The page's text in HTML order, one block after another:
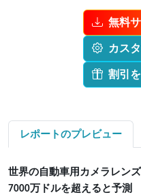
無料
カス
割引
レポートのプレビュー
世界の自動車用カメラレン
7000万ドルを超えると予測